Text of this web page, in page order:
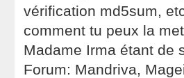
vérification md5sum,
comment tu peux la
Madame Irma étant de
Forum: Mandriva,